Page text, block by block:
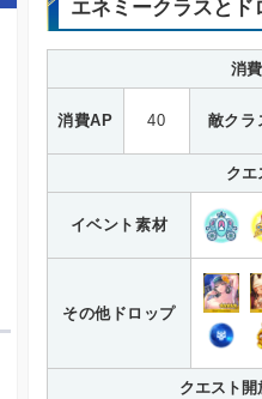
エネミークラスとド
消
消費AP 40 敵クラ
クエ
イベント素材
その他ドロップ
クエスト